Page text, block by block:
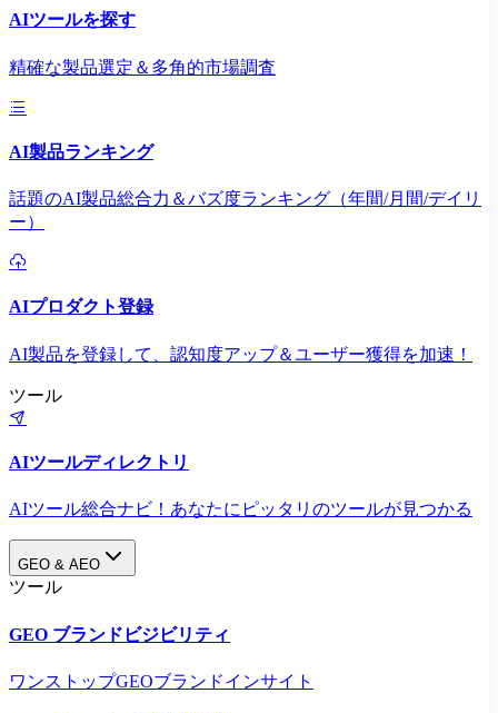
AIツールを探す
精確な製品選定＆多角的市場調査
AI製品ランキング
話題のAI製品総合力＆バズ度ランキング（年間/月間/デイリ
ー）
AIプロダクト登録
AI製品を登録して、認知度アップ＆ユーザー獲得を加速！
ツール
AIツールディレクトリ
AIツール総合ナビ！あなたにピッタリのツールが見つかる
GEO & AEO
ツール
GEO ブランドビジビリティ
ワンストップGEOブランドインサイト